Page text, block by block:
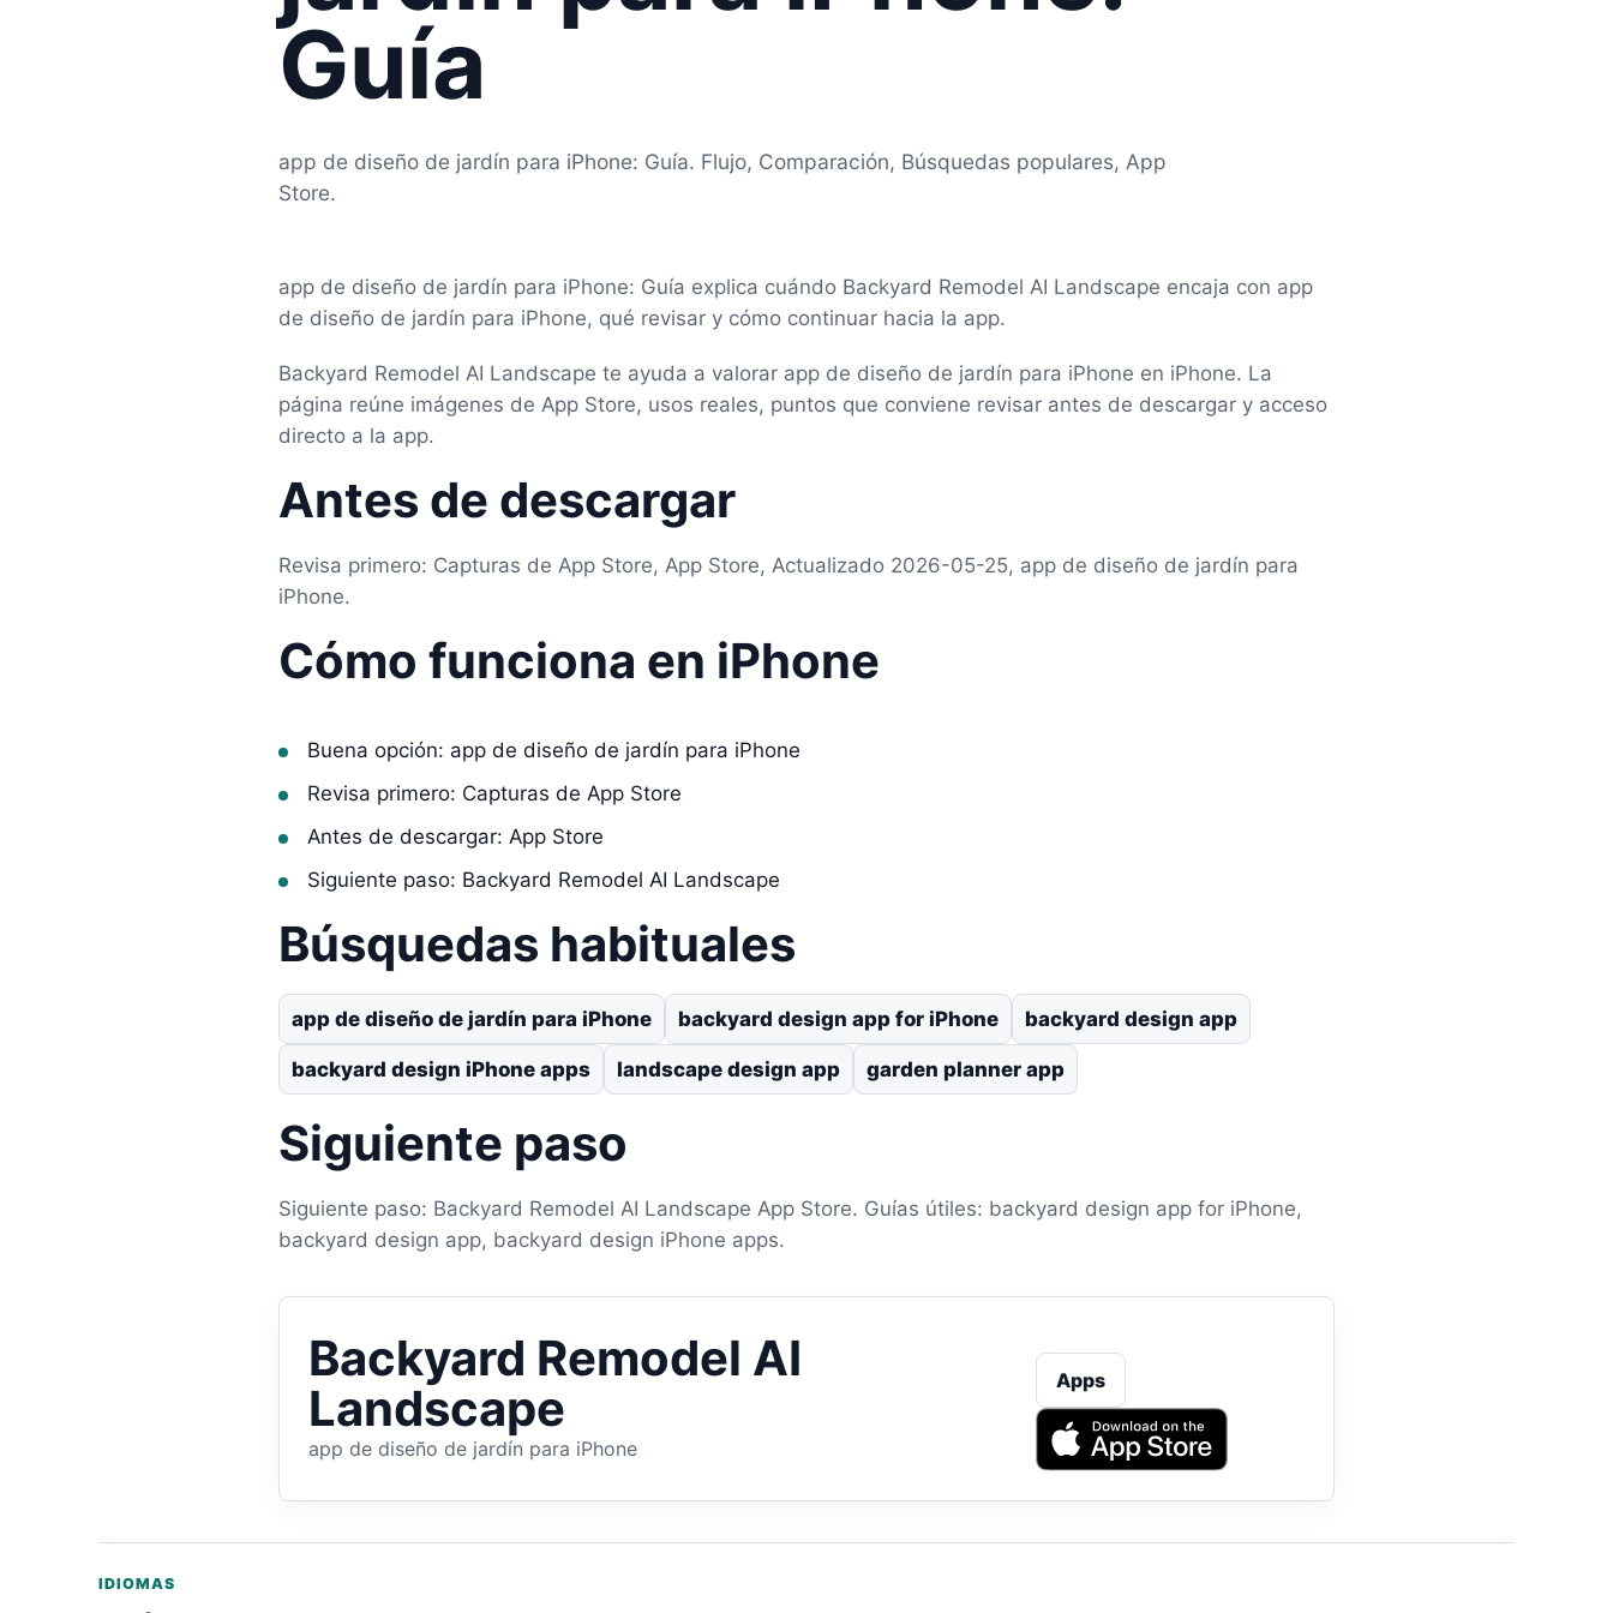
Guía
app de diseño de jardín para iPhone: Guía. Flujo, Comparación, Búsquedas populares, App
Store.
app de diseño de jardín para iPhone: Guía explica cuándo Backyard Remodel AI Landscape encaja con app
de diseño de jardín para iPhone, qué revisar y cómo continuar hacia la app.
Backyard Remodel AI Landscape te ayuda a valorar app de diseño de jardín para iPhone en iPhone. La
página reúne imágenes de App Store, usos reales, puntos que conviene revisar antes de descargar y acceso
directo a la app.
Antes de descargar
Revisa primero: Capturas de App Store, App Store, Actualizado 2026-05-25, app de diseño de jardín para
iPhone.
Cómo funciona en iPhone
Buena opción: app de diseño de jardín para iPhone
Revisa primero: Capturas de App Store
Antes de descargar: App Store
Siguiente paso: Backyard Remodel AI Landscape
Búsquedas habituales
app de diseño de jardín para iPhone backyard design app for iPhone backyard design app
backyard design iPhone apps landscape design app garden planner app
Siguiente paso
Siguiente paso: Backyard Remodel AI Landscape App Store. Guías útiles: backyard design app for iPhone,
backyard design app, backyard design iPhone apps.
Backyard Remodel AI
Landscape
app de diseño de jardín para iPhone
Apps
IDIOMAS